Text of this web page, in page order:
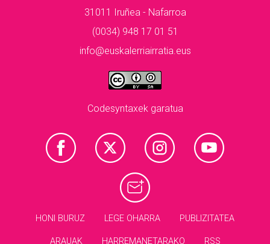
31011 Iruñea - Nafarroa
(0034) 948 17 01 51
info@euskalerriairratia.eus
Codesyntaxek garatua
HONI BURUZ LEGE OHARRA PUBLIZITATEA
ARAUAK HARREMANETARAKO RSS